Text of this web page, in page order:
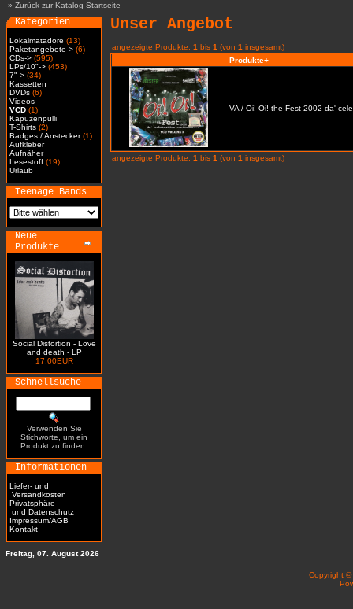
» Zurück zur Katalog-Startseite
Kategorien
Lokalmatadore (13)
Paketangebote-> (6)
CDs-> (595)
LPs/10"-> (453)
7"-> (34)
Kassetten
DVDs (6)
Videos
VCD (1)
Kapuzenpulli
T-Shirts (2)
Badges / Anstecker(1)
Aufkleber
Aufnäher
Lesestoff (19)
Urlaub
Teenage Bands
Neue
Produkte
Social Distortion - Love
and death - LP
17.00EUR
Schnellsuche
Verwenden Sie
Stichworte, um ein
Produkt zu finden.
Informationen
Liefer- und
Versandkosten
Privatsphäre
und Datenschutz
Impressum/AGB
Kontakt
Unser Angebot
angezeigte Produkte: 1 bis 1 (von 1 insgesamt)
Produkte+
VA / Oi! Oi! the Fest 2002 da'
angezeigte Produkte: 1 bis 1 (von 1 insgesamt)
Freitag, 07. August 2026
Copyright